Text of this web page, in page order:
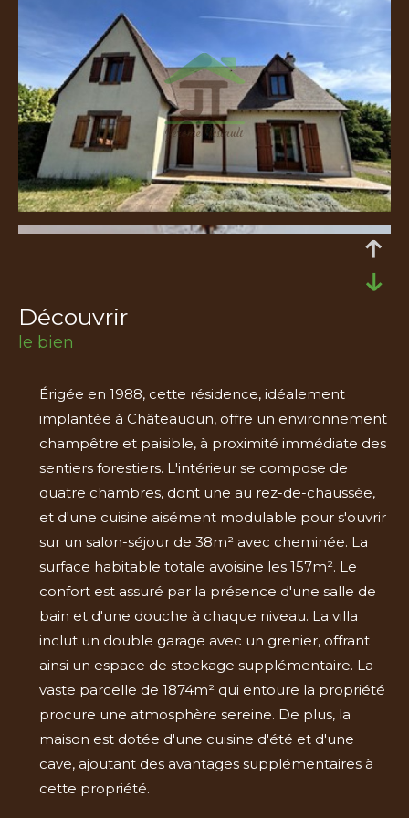
découvrir
le bien
Érigée en 1988, cette résidence, idéalement
implantée à Châteaudun, offre un environnement
champêtre et paisible, à proximité immédiate des
sentiers forestiers. L'intérieur se compose de
quatre chambres, dont une au rez-de-chaussée,
et d'une cuisine aisément modulable pour s'ouvrir
sur un salon-séjour de 38m² avec cheminée. La
surface habitable totale avoisine les 157m². Le
confort est assuré par la présence d'une salle de
bain et d'une douche à chaque niveau. La villa
inclut un double garage avec un grenier, offrant
ainsi un espace de stockage supplémentaire. La
vaste parcelle de 1874m² qui entoure la propriété
procure une atmosphère sereine. De plus, la
maison est dotée d'une cuisine d'été et d'une
cave, ajoutant des avantages supplémentaires à
cette propriété.